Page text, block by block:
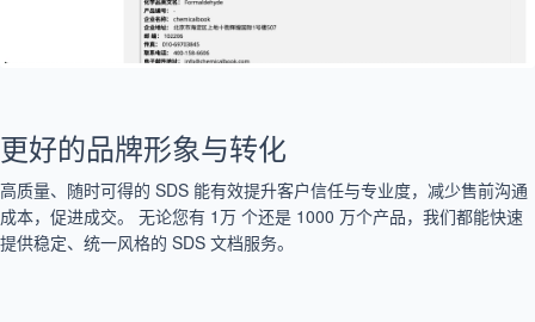
更好的品牌形象与转化
高质量、随时可得的 SDS 能有效提升客户信任与专业度，减少售前沟通
成本，促进成交。 无论您有 1万 个还是 1000 万个产品，我们都能快速
提供稳定、统一风格的 SDS 文档服务。